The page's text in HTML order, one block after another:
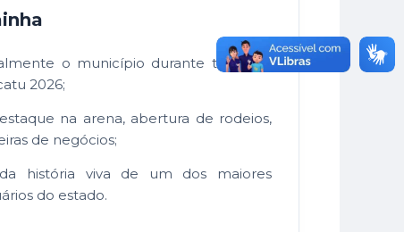
o município durante todos os
2026;
na arena, abertura de rodeios,
de negócios;
história viva de um dos maiores
do estado.